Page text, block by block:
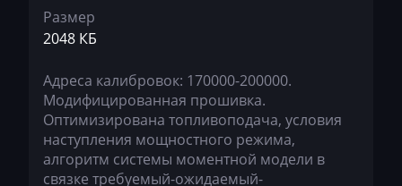
Claas
Comacchio
Cupra
Dacia
Размер
2048 КБ
Адреса калибровок: 170000-200000.
Модифицированная прошивка.
Оптимизирована топливоподача, условия
наступления мощностного режима,
алгоритм системы моментной модели в
связке требуемый-ожидаемый-